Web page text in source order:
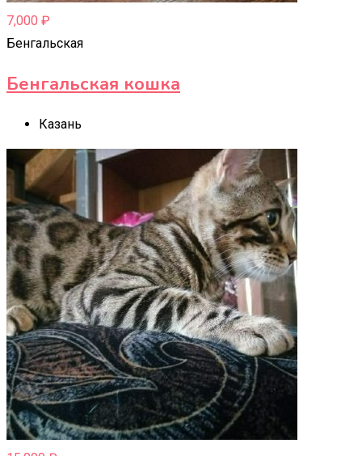
7,000 ₽
Бенгальская
Бенгальская кошка
Казань